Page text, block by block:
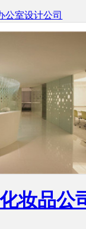
公室设计公司
妆品公